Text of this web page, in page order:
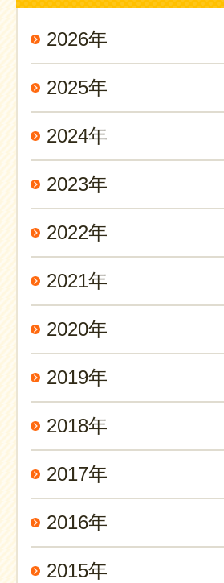
2026年
2025年
2024年
2023年
2022年
2021年
2020年
2019年
2018年
2017年
2016年
2015年